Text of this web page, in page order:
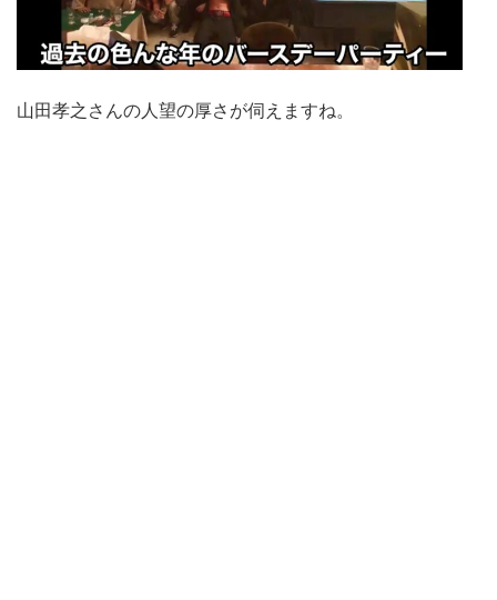
山田孝之さんの人望の厚さが伺えますね。